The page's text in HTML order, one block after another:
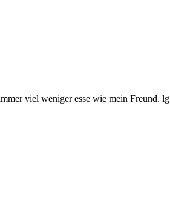
viel weniger esse wie mein Freund.